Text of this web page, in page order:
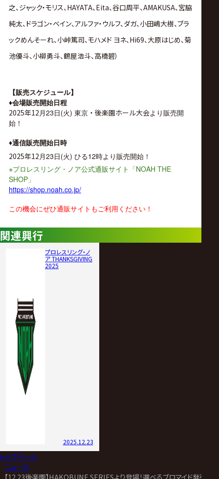
之、ジャック・モリス、HAYATA、Eita、谷口周平、AMAKUSA、宮脇
純太、 ドラゴン・ベイン、アルファ・ウルフ、ダガ、小田嶋大樹、ブラ
ックめんそーれ、小峠篤司、モハメド ヨネ、Hi69、大原はじめ、菊
池優斗、小柳勇斗、鶴屋浩斗、高橋碧）
【販売スケジュール】
♦︎会場販売開始日程
2025年12 月23日(火) 東京・後楽園ホール大会より販売開
始！
♦︎通信販売開始日時
2025年12 月23日(火) ひる12時より販売開始！
※プロレスリング・ノア公式通販サイト「 NOAH THE
SHOP」
https://shop.noah.co.jp/
こ の機会にぜひ通販サイトもご利用ください！
関連興行
プロレスリング・ノ
ア THANKSGIVING
2025
2025.12.23
トップページ
ニュース